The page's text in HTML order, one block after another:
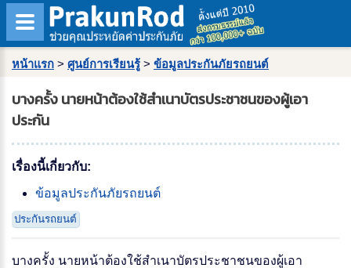
หน้าแรก > ศูนย์การเรียนรู้ > ข้อมูลประกันภัยรถยนต์
บางครั้ง นายหน้าต้องใช้สำเนาบัตรประชาชนของผู้เอา
ประกัน
เรื่องนี้เกี่ยวกับ:
ข้อมูลประกันภัยรถยนต์
ประกันรถยนต์
บางครั้ง นายหน้าต้องใช้สำเนาบัตรประชาชนของผู้เอา